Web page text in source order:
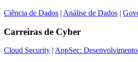
Ciência de Dados | Análise de Dados |
Carreiras de Cyber
Cloud Security | AppSec: